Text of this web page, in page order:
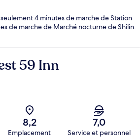
4 minutes de marche de Station
de marche de Marché nocturne de Shilin.
59 Inn
8,2
Emplacement
7,0
Service et personnel